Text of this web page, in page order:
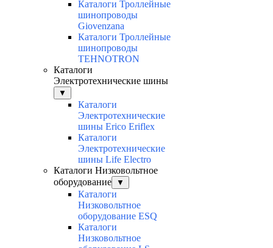
Каталоги Троллейные
шинопроводы
Giovenzana
Каталоги Троллейные
шинопроводы
TEHNOTRON
Каталоги
Электротехнические шины
▼
Каталоги
Электротехнические
шины Erico Eriflex
Каталоги
Электротехнические
шины Life Electro
Каталоги Низковольтное
оборудование
▼
Каталоги
Низковольтное
оборудование ESQ
Каталоги
Низковольтное